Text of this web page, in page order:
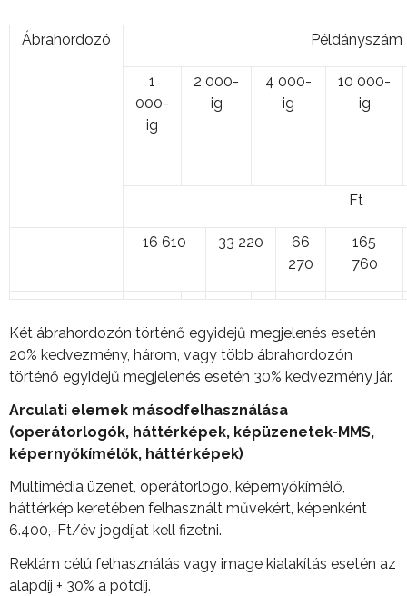
Ábrahordozó Példányszám
1
000-
ig
2 000-
ig
4 000-
ig
10 000-
ig
Ft
16 610 33 220
66
270
165
760
Két ábrahordozón történő egyidejű megjelenés esetén
20% kedvezmény, három, vagy több ábrahordozón
történő egyidejű megjelenés esetén 30% kedvezmény jár.
Arculati elemek másodfelhasználása
(operátorlogók, háttérképek, képüzenetek-MMS,
képernyőkímélők, háttérképek)
Multimédia üzenet, operátorlogo, képernyőkímélő,
háttérkép keretében felhasznált művekért, képenként
6.400,-Ft/év jogdíjat kell fizetni.
Reklám célú felhasználás vagy image kialakítás esetén az
alapdíj + 30% a pótdíj.